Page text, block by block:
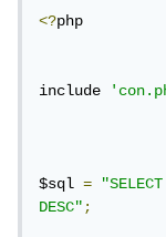
<?php
include
$sql =
DESC";